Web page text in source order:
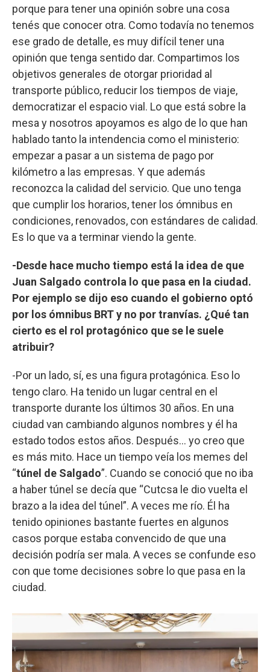
porque para tener una opinión sobre una cosa
tenés que conocer otra. Como todavía no tenemos
ese grado de detalle, es muy difícil tener una
opinión que tenga sentido dar. Compartimos los
objetivos generales de otorgar prioridad al
transporte público, reducir los tiempos de viaje,
democratizar el espacio vial. Lo que está sobre la
mesa y nosotros apoyamos es algo de lo que han
hablado tanto la intendencia como el ministerio:
empezar a pasar a un sistema de pago por
kilómetro a las empresas. Y que además
reconozca la calidad del servicio. Que uno tenga
que cumplir los horarios, tener los ómnibus en
condiciones, renovados, con estándares de calidad.
Es lo que va a terminar viendo la gente.
-Desde hace mucho tiempo está la idea de que
Juan Salgado controla lo que pasa en la ciudad.
Por ejemplo se dijo eso cuando el gobierno optó
por los ómnibus BRT y no por tranvías. ¿Qué tan
cierto es el rol protagónico que se le suele
atribuir?
-Por un lado, sí, es una figura protagónica. Eso lo
tengo claro. Ha tenido un lugar central en el
transporte durante los últimos 30 años. En una
ciudad van cambiando algunos nombres y él ha
estado todos estos años. Después… yo creo que
es más mito. Hace un tiempo veía los memes del
“túnel de Salgado”. Cuando se conoció que no iba
a haber túnel se decía que “Cutcsa le dio vuelta el
brazo a la idea del túnel”. A veces me río. Él ha
tenido opiniones bastante fuertes en algunos
casos porque estaba convencido de que una
decisión podría ser mala. A veces se confunde eso
con que tome decisiones sobre lo que pasa en la
ciudad.